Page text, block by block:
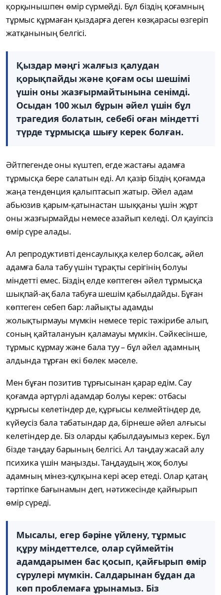
қорқынышпен өмір сүрмейді. Бұл біздің қоғамның
тұрмыс құрмаған қыздарға деген көзқарасы өзгеріп
жатқанының белгісі.
Қыздар мәңгі жалғыз қалудан
қорықпайды және қоғам осы шешімі
үшін оны жазғырмайтынына сенімді.
Осыдан 100 жыл бұрын әйел үшін бұл
трагедия болатын, себебі оған міндетті
түрде тұрмысқа шығу керек болған.
Әйтпегенде оны күштеп, егде жастағы адамға
тұрмысқа бере салатын еді. Ал қазір біздің қоғамда
жаңа тенденция қалыптасып жатыр. Әйел адам
абьюзив қарым-қатынастан шыққаны үшін жұрт
оны жазғырмайды немесе азайып келеді. Ол қауіпсіз
өмір сүре алады.
Ал репродуктивті денсаулыққа келер болсақ, әйел
адамға бала табу үшін тұрақты серігінің болуы
міндетті емес. Біздің елде көптеген әйел тұрмысқа
шықпай-ақ бала табуға шешім қабылдайды. Бұған
көптеген себеп бар: лайықты адамды
жолықтырмауы мүмкін немесе теріс тәжірибе алып,
соның қайталануын қаламауы мүмкін. Сәйкесінше,
тұрмыс құрмау және бала туу – бұл әйел адамның
алдында тұрған екі бөлек мәселе.
Мен бұған позитив тұрғысынан қарар едім. Сау
қоғамда әртүрлі адамдар болуы керек: отбасы
құрғысы келетіндер де, құрғысы келмейтіндер де,
күйеусіз бала табатындар да, бірнеше әйел алғысы
келетіндер де. Біз оларды қабылдауымыз керек. Бұл
бізде таңдау барының белгісі. Ал таңдау жасай алу
психика үшін маңызды. Таңдаудың жоқ болуы
адамның мінез-құлқына кері әсер етеді. Олар қатаң
тәртіпке бағынамын деп, нәтижесінде қайғырып
өмір сүреді.
Мысалы, егер бәріне үйлену, тұрмыс
құру міндеттелсе, олар сүймейтін
адамдарымен бас қосып, қайғырып өмір
сүрулері мүмкін. Салдарынан бұдан да
көп проблемаға ұрынамыз. Біз